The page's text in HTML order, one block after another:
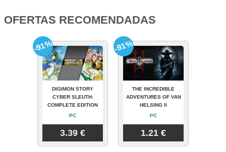
OFERTAS RECOMENDADAS
DIGIMON STORY
CYBER SLEUTH:
COMPLETE EDITION
PC
3.39 €
-91%
THE INCREDIBLE
ADVENTURES OF VAN
HELSING II
PC
1.21 €
-91%